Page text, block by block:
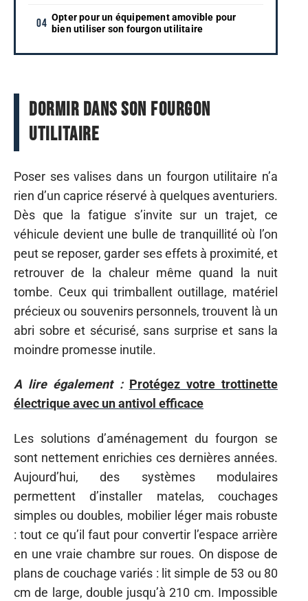
Opter pour un équipement amovible pour
bien utiliser son fourgon utilitaire
Dormir dans son fourgon
utilitaire
Poser ses valises dans un fourgon utilitaire n’a
rien d’un caprice réservé à quelques aventuriers.
Dès que la fatigue s’invite sur un trajet, ce
véhicule devient une bulle de tranquillité où l’on
peut se reposer, garder ses effets à proximité, et
retrouver de la chaleur même quand la nuit
tombe. Ceux qui trimballent outillage, matériel
précieux ou souvenirs personnels, trouvent là un
abri sobre et sécurisé, sans surprise et sans la
moindre promesse inutile.
A lire également : Protégez votre trottinette
électrique avec un antivol efficace
Les solutions d’aménagement du fourgon se
sont nettement enrichies ces dernières années.
Aujourd’hui, des systèmes modulaires
permettent d’installer matelas, couchages
simples ou doubles, mobilier léger mais robuste
: tout ce qu’il faut pour convertir l’espace arrière
en une vraie chambre sur roues. On dispose de
plans de couchage variés : lit simple de 53 ou 80
cm de large, double jusqu’à 210 cm. Impossible